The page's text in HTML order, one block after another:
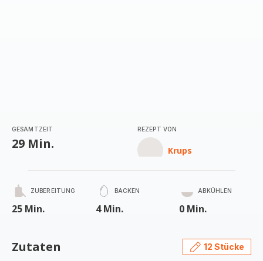
GESAMTZEIT
29 Min.
REZEPT VON
Krups
ZUBEREITUNG
25 Min.
BACKEN
4 Min.
ABKÜHLEN
0 Min.
Zutaten 12 Stücke